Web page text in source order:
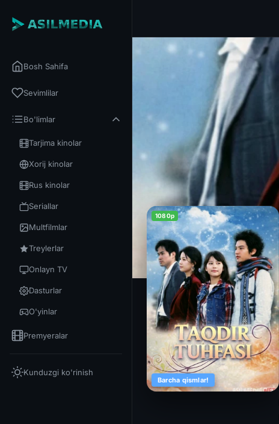
Bosh Sahifa
Sevimlilar
Bo'limlar
Tarjima kinolar
Xorij kinolar
Rus kinolar
Seriallar
Multfilmlar
Treylerlar
Onlayn TV
Dasturlar
O'yinlar
Premyeralar
Kunduzgi ko'rinish
1080p
Barcha qismlar!